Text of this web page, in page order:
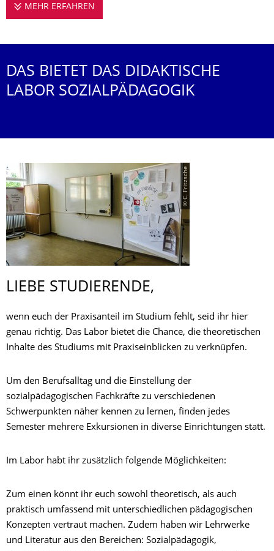
MEHR ERFAHREN
DAS BIETET DAS DIDAKTISCHE
LABOR SOZIALPÄDAGOGIK
© C. Fritzsche
LIEBE STUDIERENDE,
wenn euch der Praxisanteil im Studium fehlt, seid ihr hier
genau richtig. Das Labor bietet die Chance, die theoretischen
Inhalte des Studiums mit Praxiseinblicken zu verknüpfen.
Um den Berufsalltag und die Einstellung der
sozialpädagogischen Fachkräfte zu verschiedenen
Schwerpunkten näher kennen zu lernen, finden jedes
Semester mehrere Exkursionen in diverse Einrichtungen statt.
Im Labor habt ihr zusätzlich folgende Möglichkeiten:
Zum einen könnt ihr euch sowohl theoretisch, als auch
praktisch umfassend mit unterschiedlichen pädagogischen
Konzepten vertraut machen. Zudem haben wir Lehrwerke
und Literatur aus den Bereichen: Sozialpädagogik,